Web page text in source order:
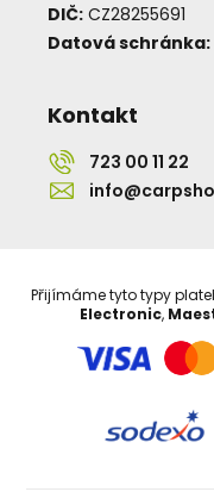
DIČ: CZ28255691
Datová schránka:
Kontakt
723 00 11 22
Přijímáme tyto typy
Electronic,